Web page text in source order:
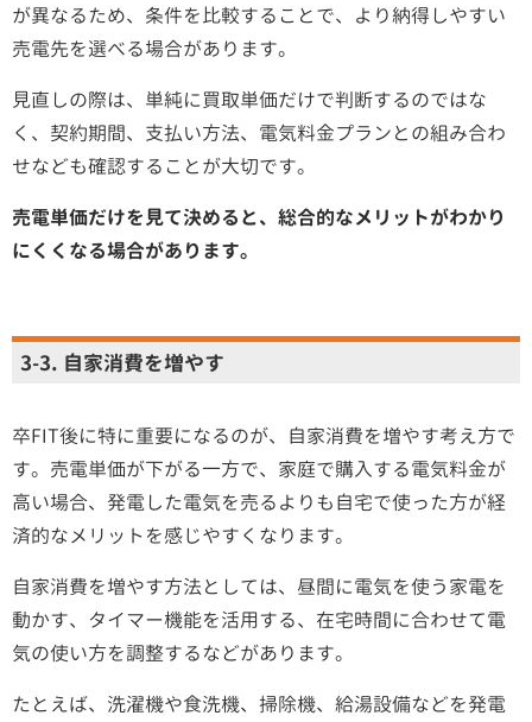
が異なるため、条件を比較することで、より納得しやすい
売電先を選べる場合があります。
見直しの際は、単純に買取単価だけで判断するのではな
く、契約期間、支払い方法、電気料金プランとの組み合わ
せなども確認することが大切です。
売電単価だけを見て決めると、総合的なメリットがわかり
にくくなる場合があります。
3-3. 自家消費を増やす
卒FIT後に特に重要になるのが、自家消費を増やす考え方で
す。売電単価が下がる一方で、家庭で購入する電気料金が
高い場合、発電した電気を売るよりも自宅で使った方が経
済的なメリットを感じやすくなります。
自家消費を増やす方法としては、昼間に電気を使う家電を
動かす、タイマー機能を活用する、在宅時間に合わせて電
気の使い方を調整するなどがあります。
たとえば、洗濯機や食洗機、掃除機、給湯設備などを発電